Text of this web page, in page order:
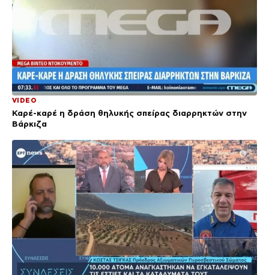
VIDEO
Καρέ-καρέ η δράση θηλυκής σπείρας διαρρηκτών στην
Βάρκιζα